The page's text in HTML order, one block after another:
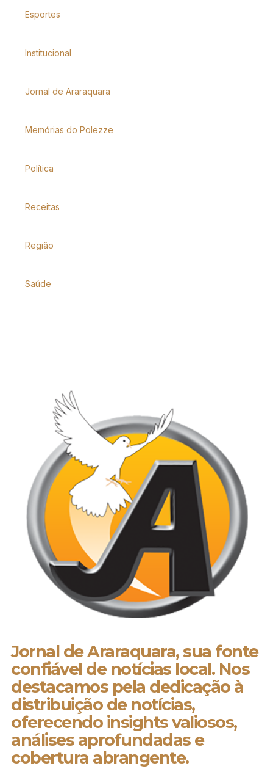
Esportes
Institucional
Jornal de Araraquara
Memórias do Polezze
Política
Receitas
Região
Saúde
Jornal de Araraquara, sua fonte
confiável de notícias local. Nos
destacamos pela dedicação à
distribuição de notícias,
oferecendo insights valiosos,
análises aprofundadas e
cobertura abrangente.